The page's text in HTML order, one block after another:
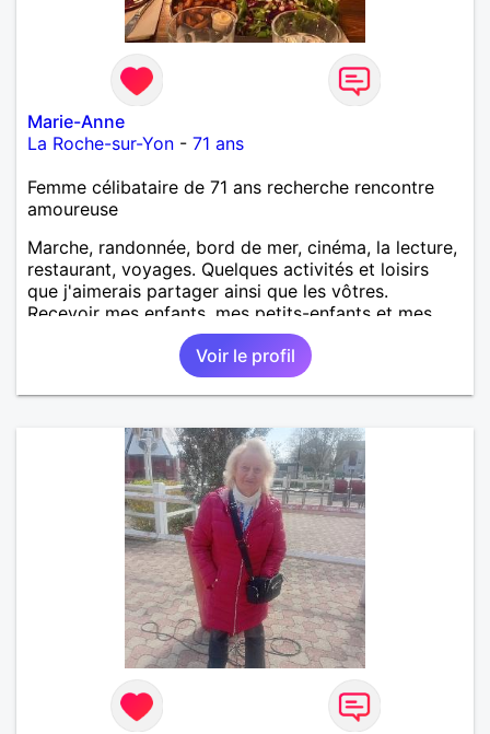
Marie-Anne
La Roche-sur-Yon - 71 ans
Femme célibataire de 71 ans recherche rencontre
amoureuse
Marche, randonnée, bord de mer, cinéma, la lecture,
restaurant, voyages. Quelques activités et loisirs
que j'aimerais partager ainsi que les vôtres.
Recevoir mes enfants, mes petits-enfants et mes
amis. Bénévolat auprès des enfants à l’école, pour le
cinéma indépendant... Se rencontrer, être à l’écoute,
échanger avec une personne de confiance, pour une
vie de partage, de tendresse. Les voyages et où
dehors des sentiers battus me raviraient. Je
m'engage à répondre à votre message. Au plaisir de
Voir le profil